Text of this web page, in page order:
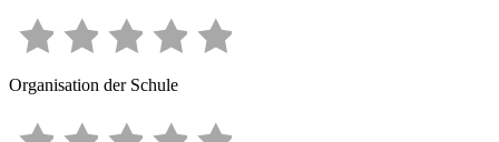
Organisation der Schule